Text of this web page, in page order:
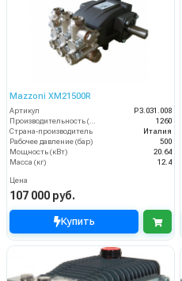
Mazzoni XM21500R
Артикул
P3.031.008
Производительность (л/ч)
1260
Страна-производитель
Италия
Рабочее давление (бар)
500
Мощность (кВт)
20.64
Масса (кг)
12.4
Цена
107 000 руб.
Купить